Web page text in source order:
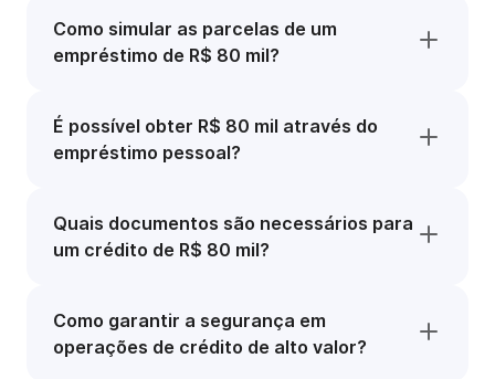
Como simular as parcelas de um
empréstimo de R$ 80 mil?
É possível obter R$ 80 mil através do
empréstimo pessoal?
Quais documentos são necessários para
um crédito de R$ 80 mil?
Como garantir a segurança em
operações de crédito de alto valor?